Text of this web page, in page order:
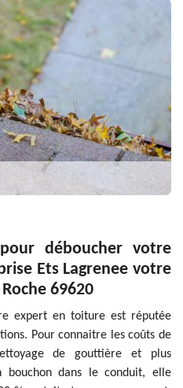
déboucher votre
Ets Lagrenee votre
69620
expert en toiture est réputée
Pour connaitre les coûts de
de gouttière et plus
bouchon dans le conduit, elle